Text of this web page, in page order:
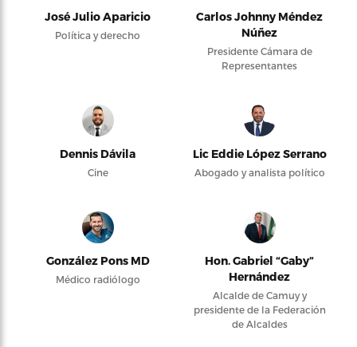
José Julio Aparicio
Política y derecho
Carlos Johnny Méndez
Núñez
Presidente Cámara de
Representantes
Dennis Dávila
Cine
Lic Eddie López Serrano
Abogado y analista político
González Pons MD
Médico radiólogo
Hon. Gabriel “Gaby”
Hernández
Alcalde de Camuy y
presidente de la Federación
de Alcaldes